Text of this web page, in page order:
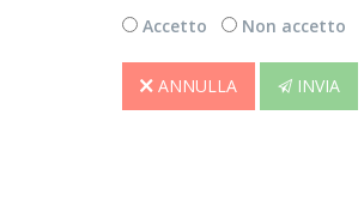
Accetto
Non accetto
ANNULLA INVIA